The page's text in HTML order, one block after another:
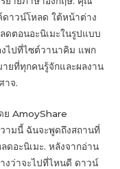
ดาวน์โหลด ใต้หน้าต่าง
ดตอนอะนิเมะในรูปแบบ
ไปที่ไซต์วานาคิม แพก
ายที่ทุกคนรู้จักและผลงาน
าจ.
ย AmoyShare
ามนี้ ฉันจะพูดถึงสถานที่
ดอะนิเมะ. หลังจากอ่าน
งว่าจะไปที่ไหนดี ดาวน์